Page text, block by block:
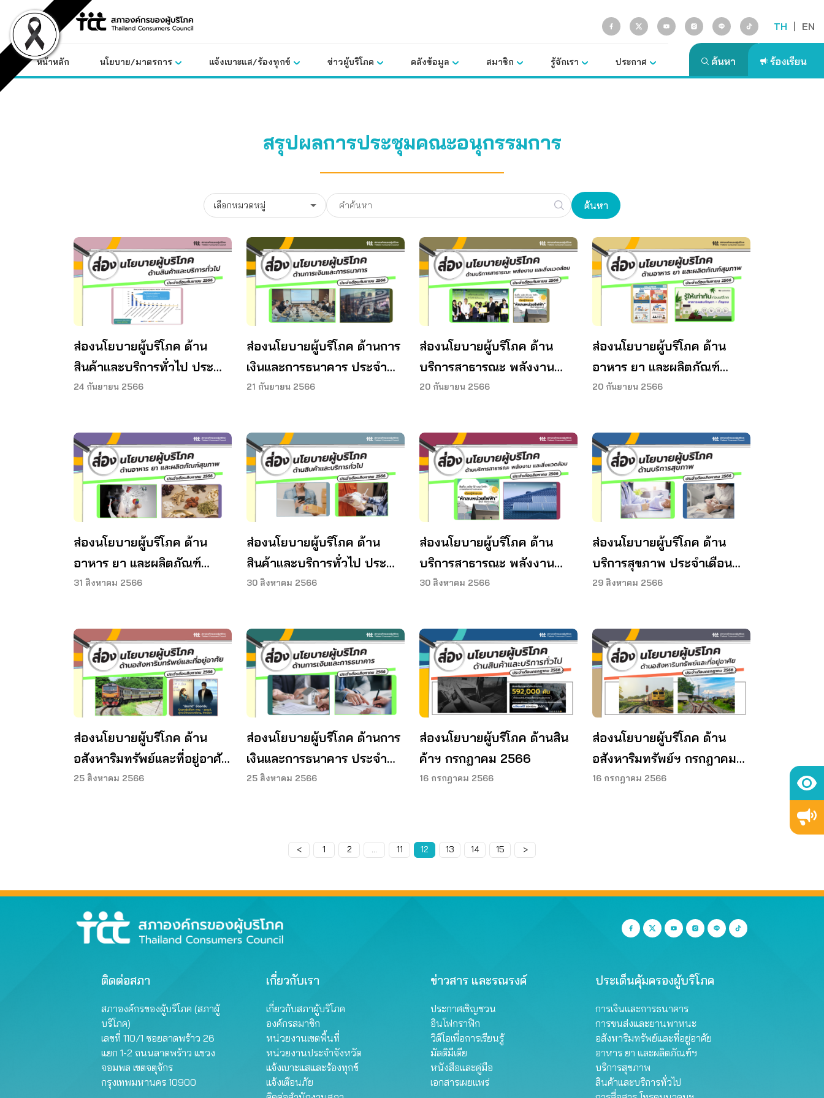
content
TH | EN
หน้าหลัก นโยบาย/มาตรการ แจ้งเบาะแส/ร้องทุกข์ ข่าวผู้บริโภค คลังข้อมูล สมาชิก รู้จักเรา ประกาศ
สรุปผลการประชุมคณะอนุกรรมการ
ค้นหา
ส่องนโยบายผู้บริโภค ด้าน
สินค้าและบริการทั่วไป ประจำ
เดือนกันยายน 2566
24 กันยายน 2566
ส่องนโยบายผู้บริโภค ด้านการ
เงินและการธนาคาร ประจำ
เดือนกันยายน 2566
21 กันยายน 2566
ส่องนโยบายผู้บริโภค ด้าน
บริการสาธารณะ พลังงาน
และสิ่งแวดล้อม ประจำเดือน
20 กันยายน 2566
ส่องนโยบายผู้บริโภค ด้าน
อาหาร ยา และผลิตภัณฑ์
สุขภาพ ประจำเดือนกันยายน
20 กันยายน 2566
ส่องนโยบายผู้บริโภค ด้าน
อาหาร ยา และผลิตภัณฑ์
สุขภาพ ประจำเดือนสิงหาคม
31 สิงหาคม 2566
ส่องนโยบายผู้บริโภค ด้าน
สินค้าและบริการทั่วไป ประจำ
เดือนสิงหาคม 2566
30 สิงหาคม 2566
ส่องนโยบายผู้บริโภค ด้าน
บริการสาธารณะ พลังงาน
และสิ่งแวดล้อม ประจำเดือน
30 สิงหาคม 2566
ส่องนโยบายผู้บริโภค ด้าน
บริการสุขภาพ ประจำเดือน
สิงหาคม 2566
29 สิงหาคม 2566
ส่องนโยบายผู้บริโภค ด้าน
อสังหาริมทรัพย์และที่อยู่อาศัย
ประจำเดือนสิงหาคม 2566
25 สิงหาคม 2566
ส่องนโยบายผู้บริโภค ด้านการ
เงินและการธนาคาร ประจำ
เดือนสิงหาคม 2566
25 สิงหาคม 2566
ส่องนโยบายผู้บริโภค ด้านสิน
ค้าฯ กรกฎาคม 2566
16 กรกฎาคม 2566
ส่องนโยบายผู้บริโภค ด้าน
อสังหาริมทรัพย์ฯ กรกฎาคม
2566
16 กรกฎาคม 2566
< Page
1 Page
2 … Page
11 Page
12 Page
13 Page
14 Page
15 >
ติดต่อสภา
สภาองค์กรของผู้บริโภค (สภาผู้
บริโภค)
เลขที่ 110/1 ซอยลาดพร้าว 26
แยก 1-2 ถนนลาดพร้าว แขวง
จอมพล เขตจตุจักร
กรุงเทพมหานคร 10900
เกี่ยวกับเรา
เกี่ยวกับสภาผู้บริโภค
องค์กรสมาชิก
หน่วยงานเขตพื้นที่
หน่วยงานประจำจังหวัด
แจ้งเบาะแสและร้องทุกข์
แจ้งเตือนภัย
ข่าวสาร และรณรงค์
ประกาศเชิญชวน
อินโฟกราฟิก
วิดีโอเพื่อการเรียนรู้
มัลติมีเดีย
หนังสือและคู่มือ
เอกสารเผยแพร่
ประเด็นคุ้มครองผู้บริโภค
การเงินและการธนาคาร
การขนส่งและยานพาหนะ
อสังหาริมทรัพย์และที่อยู่อาศัย
อาหาร ยา และผลิตภัณฑ์ฯ
บริการสุขภาพ
สินค้าและบริการทั่วไป